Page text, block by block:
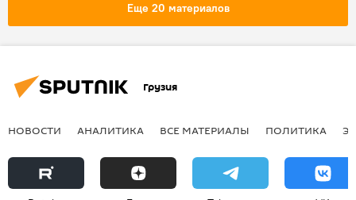
Еще 20 материалов
Грузия
НОВОСТИ АНАЛИТИКА ВСЕ МАТЕРИАЛЫ ПОЛИТИКА